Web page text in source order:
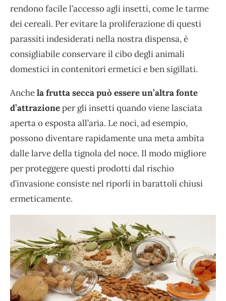
rendono facile l’accesso agli insetti, come le tarme
dei cereali. Per evitare la proliferazione di questi
parassiti indesiderati nella nostra dispensa, è
consigliabile conservare il cibo degli animali
domestici in contenitori ermetici e ben sigillati.
Anchela frutta secca può essere un’altra fonte
d’attrazioneper gli insetti quando viene lasciata
aperta o esposta all’aria. Le noci, ad esempio,
possono diventare rapidamente una meta ambita
dalle larve della tignola del noce. Il modo migliore
per proteggere questi prodotti dal rischio
d’invasione consiste nel riporli in barattoli chiusi
ermeticamente.